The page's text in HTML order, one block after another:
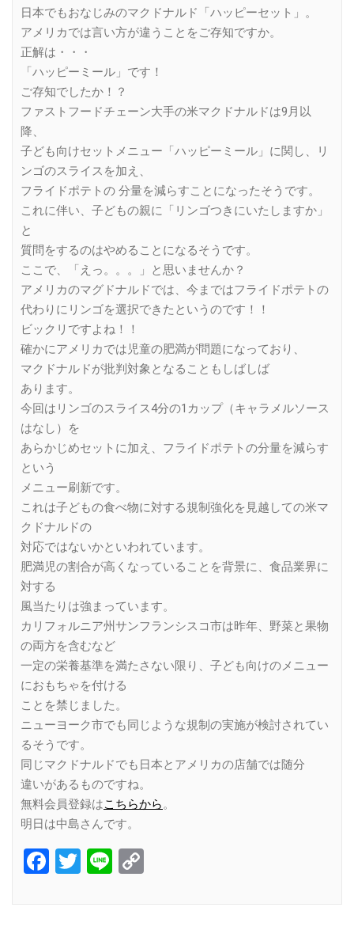
日本でもおなじみのマクドナルド「ハッピーセット」。
アメリカでは言い方が違うことをご存知ですか。
正解は・・・
「ハッピーミール」です！
ご存知でしたか！？
ファストフードチェーン大手の米マクドナルドは9月以
降、
子ども向けセットメニュー「ハッピーミール」に関し、リ
ンゴのスライスを加え、
フライドポテトの 分量を減らすことになったそうです。
これに伴い、子どもの親に「リンゴつきにいたしますか」
と
質問をするのはやめることになるそうです。
ここで、「えっ。。。」と思いませんか？
アメリカのマグドナルドでは、今まではフライドポテトの
代わりにリンゴを選択できたというのです！！
ビックリですよね！！
確かにアメリカでは児童の肥満が問題になっており、
マクドナルドが批判対象となることもしばしば
あります。
今回はリンゴのスライス4分の1カップ（キャラメルソース
はなし）を
あらかじめセットに加え、フライドポテトの分量を減らす
という
メニュー刷新です。
これは子どもの食べ物に対する規制強化を見越しての米マ
クドナルドの
対応ではないかといわれています。
肥満児の割合が高くなっていることを背景に、食品業界に
対する
風当たりは強まっています。
カリフォルニア州サンフランシスコ市は昨年、野菜と果物
の両方を含むなど
一定の栄養基準を満たさない限り、子ども向けのメニュー
におもちゃを付ける
ことを禁じました。
ニューヨーク市でも同じような規制の実施が検討されてい
るそうです。
同じマクドナルドでも日本とアメリカの店舗では随分
違いがあるものですね。
無料会員登録はこちらから。
明日は中島さんです。
Facebook
Twitter
Line